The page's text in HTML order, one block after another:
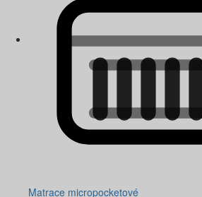
Matrace micropocketové